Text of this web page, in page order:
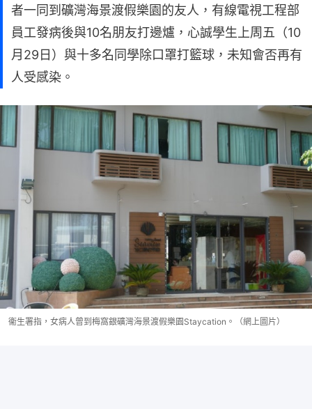
者一同到礦灣海景渡假樂園的友人，有線電視工程部
員工發病後與10名朋友打邊爐，心誠學生上周五（10
月29日）與十多名同學除口罩打籃球，未知會否再有
人受感染。
衞生署指，女病人曾到梅窩銀礦灣海景渡假樂園Staycation。（網上圖片）